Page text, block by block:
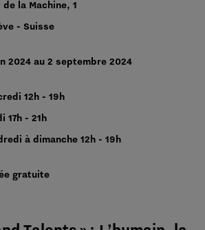
de la Machine, 1
- Suisse
2024 au 2 septembre 2024
12h - 19h
17h - 21h
à dimanche 12h - 19h
gratuite